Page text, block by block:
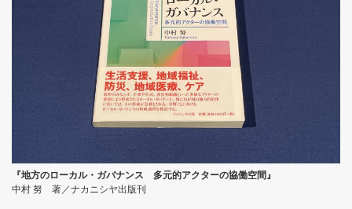
『地方のローカル・ガバナンス 多元的アクターの協働空間』
中村 努 著／ナカニシヤ出版刊